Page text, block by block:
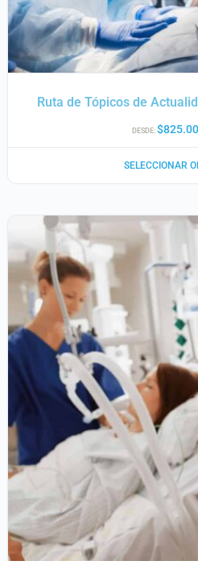
Ruta de Tópicos de
DESDE:$825.00
SELECCIONAR